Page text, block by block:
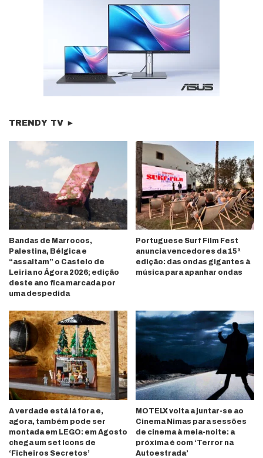
TRENDY TV ►
Bandas de Marrocos,
Palestina, Bélgica e
“assaltam” o Castelo de
Leiria no Ágora 2026; edição
deste ano fica marcada por
uma despedida
Portuguese Surf Film Fest
anuncia vencedores da 15ª
edição: das ondas gigantes à
música para apanhar ondas
A verdade está lá fora e,
agora, também pode ser
montada em LEGO: em Agosto
chega um set Icons de
‘Ficheiros Secretos’
MOTELX volta a juntar-se ao
Cinema Nimas para sessões
de cinema à meia-noite: a
próxima é com ‘Terror na
Autoestrada’